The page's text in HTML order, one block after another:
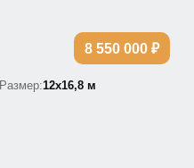
8 550 000 ₽
Размер:12х16,8 м